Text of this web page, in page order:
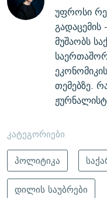
უფროსი
გადაცემის -
მუშაობს
თემებზე.
კატეგორიები
პოლიტიკა
დილის საუბრები